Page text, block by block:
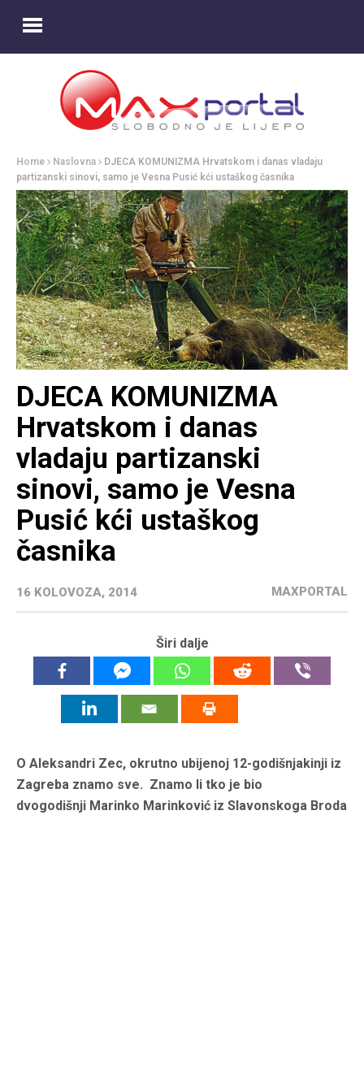
Home Naslovna
DJECA KOMUNIZMA Hrvatskom i danas vladaju
partizanski sinovi, samo je Vesna Pusić kći ustaškog časnika
DJECA KOMUNIZMA
Hrvatskom i danas
vladaju partizanski
sinovi, samo je Vesna
Pusić kći ustaškog
časnika
16 KOLOVOZA, 2014 MAXPORTAL
Širi dalje
O Aleksandri Zec, okrutno ubijenoj 12-godišnjakinji iz
Zagreba znamo sve. Znamo li tko je bio
dvogodišnji Marinko Marinković iz Slavonskoga Broda